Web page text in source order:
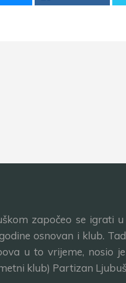
započeo se igrati u
osnovan i klub.
u to vrijeme, nosio
klub) Partizan